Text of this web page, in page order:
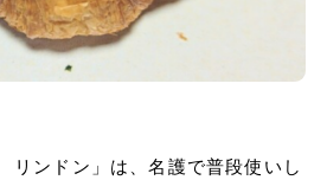
リンドン」は、名護で普段使いし